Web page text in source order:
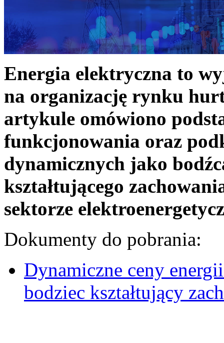
Energia elektryczna to
na organizację rynku
artykule omówiono
funkcjonowania oraz
dynamicznych jako
kształtującego
sektorze
Dokumenty do pobrania:
Dynamiczne ceny
bodziec kształtujący